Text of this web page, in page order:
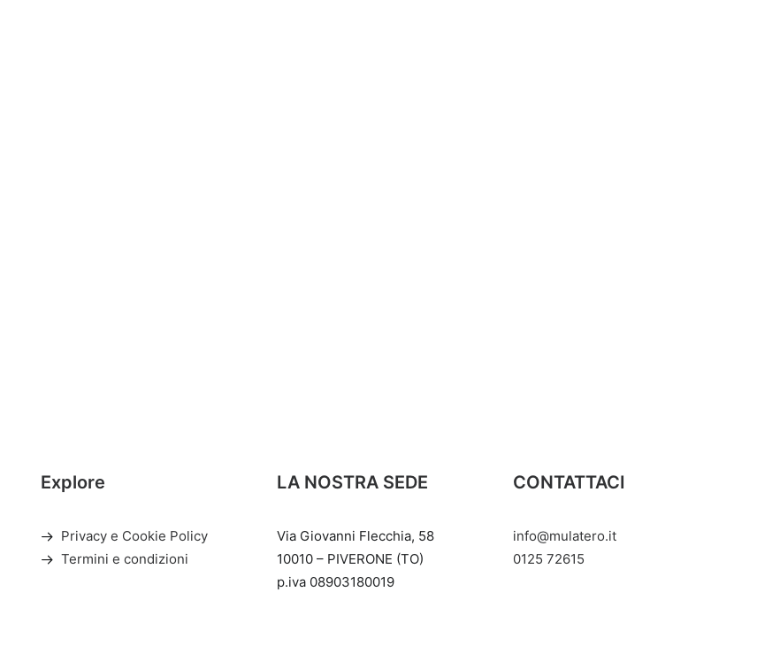
Explore
Privacy e Cookie Policy
Termini e condizioni
LA NOSTRA SEDE
Via Giovanni Flecchia, 58
10010 – PIVERONE (TO)
p.iva 08903180019
CONTATTACI
info@mulatero.it
‭0125 72615‬